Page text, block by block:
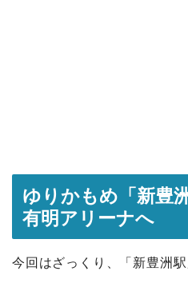
ゆりかもめ「新豊
有明アリーナへ
今回はざっくり、「新豊洲